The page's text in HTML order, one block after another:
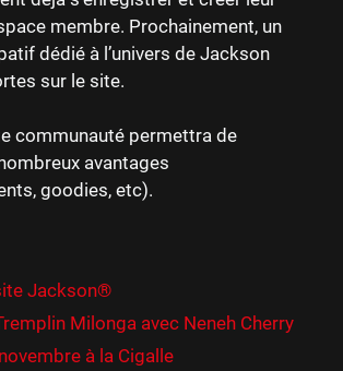
membre. Prochainement, un
dédié à l’univers de Jackson
sur le site.
communauté permettra de
avantages
goodies, etc).
Jackson®
Milonga avec Neneh Cherry
à la Cigalle